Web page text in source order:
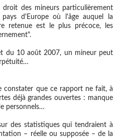
droit des mineurs particulièrement
d'Europe où l'âge auquel la
retenue est le plus précoce, les
du 10 août 2007, un mineur peut
constater que ce rapport ne fait, à
déjà grandes ouvertes : manque
personnels…
des statistiques qui tendraient à
– réelle ou supposée – de la